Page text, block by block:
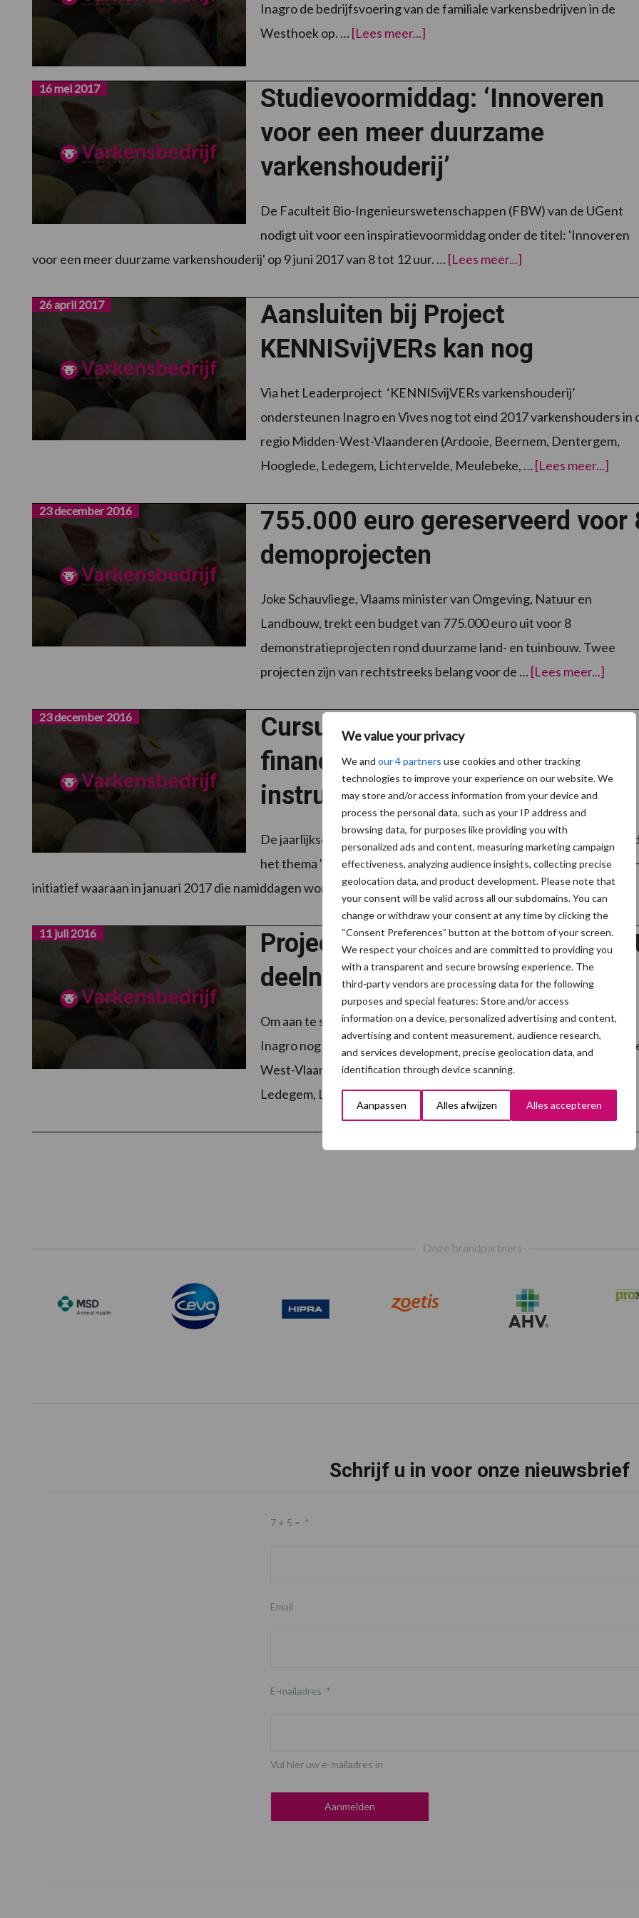
We value your privacy
We and our 4 partners use cookies and other tracking
technologies to improve your experience on our website. We
may store and/or access information from your device and
process the personal data, such as your IP address and
browsing data, for purposes like providing you with
personalized ads and content, measuring marketing campaign
effectiveness, analyzing audience insights, collecting precise
geolocation data, and product development. Please note that
your consent will be valid across all our subdomains. You can
change or withdraw your consent at any time by clicking the
“Consent Preferences” button at the bottom of your screen.
We respect your choices and are committed to providing you
with a transparent and secure browsing experience. The
third-party vendors are processing data for the following
purposes and special features: Store and/or access
information on a device, personalized advertising and content,
advertising and content measurement, audience research,
and services development, precise geolocation data, and
identification through device scanning.
Aanpassen Alles afwijzen Alles accepteren
Inagro de bedrijfsvoering van de familiale varkensbedrijven in de
Westhoek op. … [Lees meer...]overSchrijf
je
kom
mee
wroeten!
Studievoormiddag: ‘Innoveren
voor een meer duurzame
varkenshouderij’
16 mei 2017
De Faculteit Bio-Ingenieurswetenschappen (FBW) van de UGent
nodigt uit voor een inspiratievoormiddag onder de titel: 'Innoveren
voor een meer duurzame varkenshouderij' op 9 juni 2017 van 8 tot 12 uur. … [Lees meer...]
‘Innoveren
Aansluiten bij Project
KENNISvijVERs kan nog
26 april 2017
Via het Leaderproject ‘KENNISvijVERs varkenshouderij’
ondersteunen Inagro en Vives nog tot eind 2017 varkenshouders in
regio Midden-West-Vlaanderen (Ardooie, Beernem, Dentergem,
Hooglede, Ledegem, Lichtervelde, Meulebeke, … [Lees meer...]
bij
nog
755.000 euro gereserveerd voor
demoprojecten
23 december 2016
Joke Schauvliege, Vlaams minister van Omgeving, Natuur en
Landbouw, trekt een budget van 775.000 euro uit voor 8
demonstratieprojecten rond duurzame land- en tuinbouw. Twee
projecten zijn van rechtstreeks belang voor de … [Lees meer...]
euro
8
Cursus ‘Economische en
financiële begrippen en
instrumenten’
23 december 2016
De jaarlijkse opfrissingscursus varkenshouderij draait deze keer
het thema 'Economische en financiële begrippen en instrumenten'.
initiatief waaraan in januari 2017 die namiddagen worden besteed, is zowel bestemd voor …[Lees meer...]
Project KennisVijvers roept op
deelname aan studieclubs
11 juli 2016
Om aan te sluiten bij deze studieclubs (maximum 10 deelnemers) is
Inagro nog op zoek naar varkenshouders uit het Leadergebied
West-Vlaanderen (Ardooie, Beernem, Dentergem, Hooglede,
Ledegem, Lichtervelde, Meulebeke, …[Lees meer...]overProject
KennisVijvers
deelname
Onze brandpartners
Schrijf u in voor onze nieuwsbrief
7 + 5 = *
Email
E-mailadres *
Vul hier uw e-mailadres in